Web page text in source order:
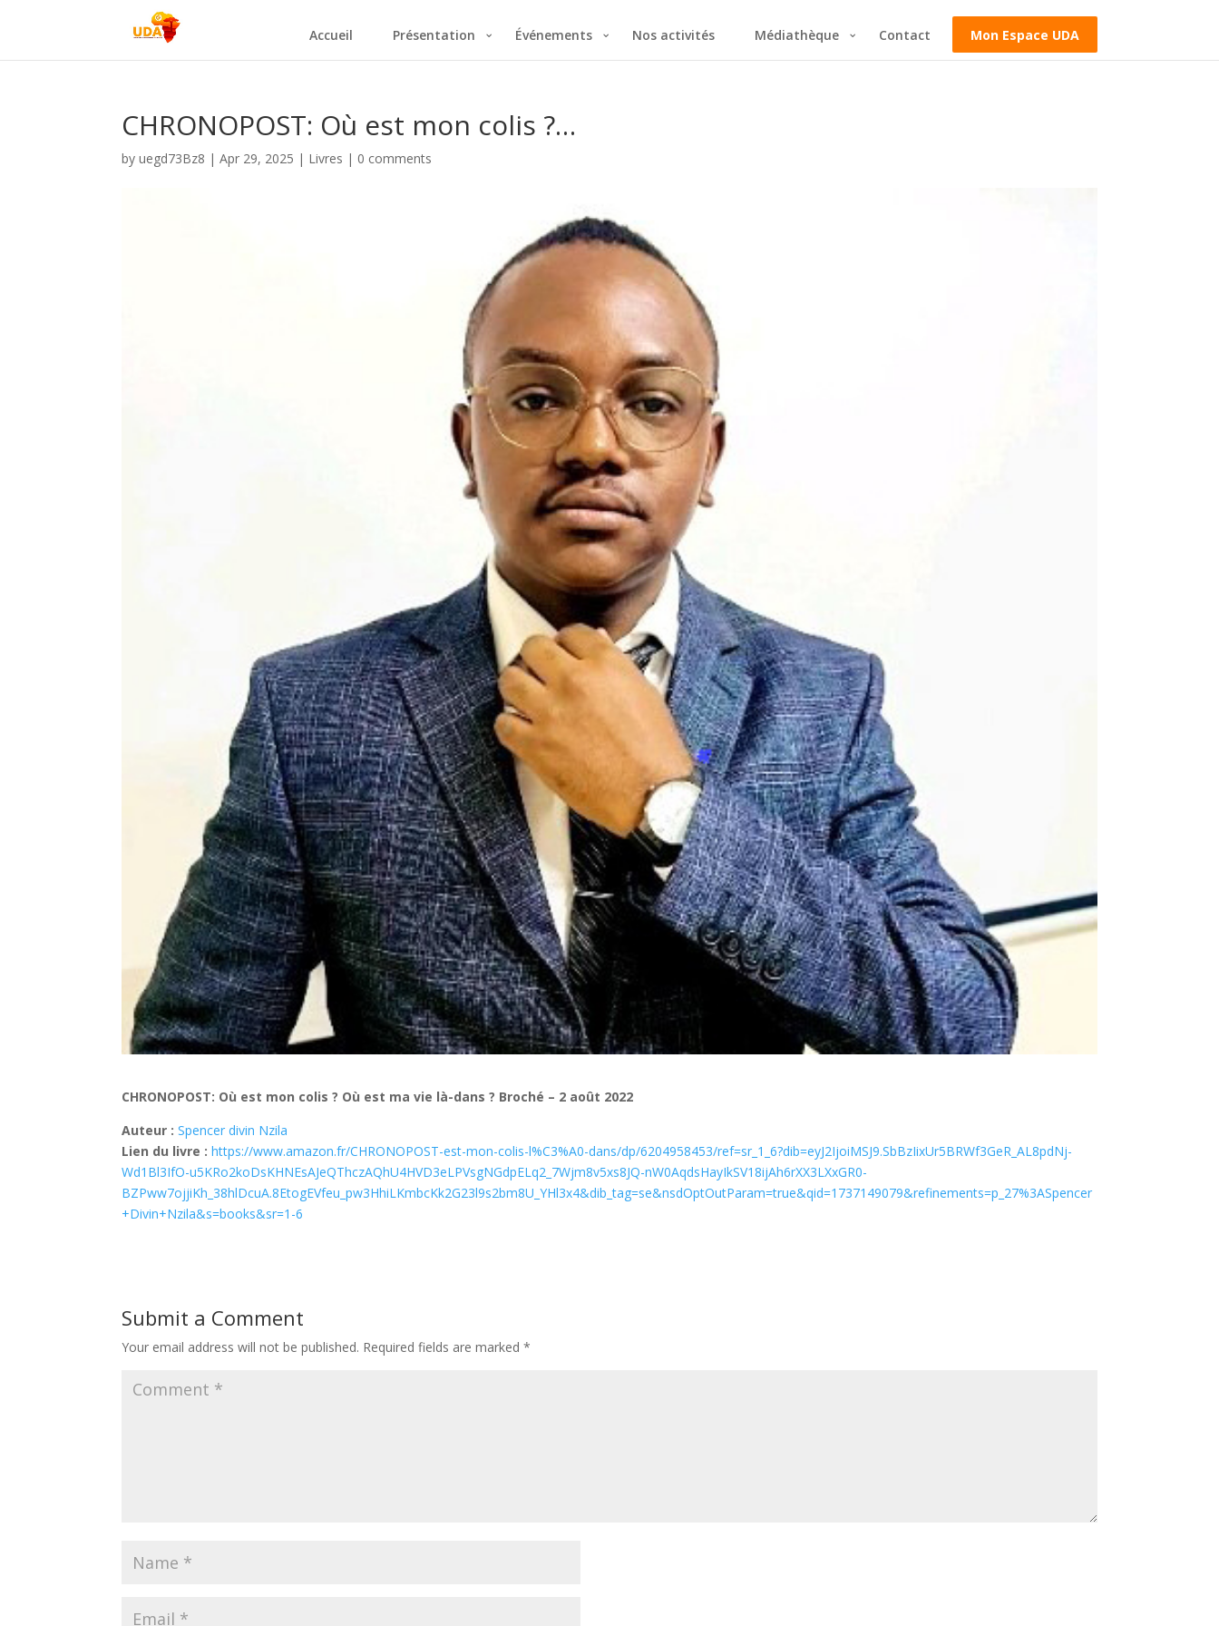
Accueil Présentation Événements Nos activités Médiathèque Contact Mon Espace UDA
CHRONOPOST: Où est mon colis ?…
byuegd73Bz8 |Apr 29, 2025 | Livres | 0 comments
CHRONOPOST: Où est mon colis ? Où est ma vie là-dans ? Broché – 2 août 2022
Auteur : Spencer divin Nzila
Lien du livre :https://www.amazon.fr/CHRONOPOST-est-mon-colis-l%C3%A0-dans/dp/6204958453/ref=sr_1_6?dib=eyJ2IjoiMSJ9.SbBzIixUr5BRWf3GeR_AL8pdNj-
Wd1Bl3IfO-u5KRo2koDsKHNEsAJeQThczAQhU4HVD3eLPVsgNGdpELq2_7Wjm8v5xs8JQ-nW0AqdsHayIkSV18ijAh6rXX3LXxGR0-
BZPww7ojjiKh_38hlDcuA.8EtogEVfeu_pw3HhiLKmbcKk2G23l9s2bm8U_YHl3x4&dib_tag=se&nsdOptOutParam=true&qid=1737149079&refinements=p_27%3ASpencer
+Divin+Nzila&s=books&sr=1-6
Submit a Comment
Your email address will not be published. Required fields are marked*